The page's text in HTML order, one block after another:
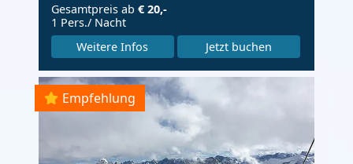
Gesamtpreis ab € 20,-
1 Pers./ Nacht
Weitere Infos
Jetzt buchen
Empfehlung